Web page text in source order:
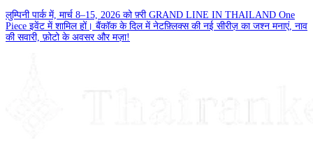
लुम्पिनी पार्क में, मार्च 8–15, 2026 को फ़्री GRAND LINE IN THAILAND One
Piece इवेंट में शामिल हों। बैंकॉक के दिल में नेटफ़्लिक्स की नई सीरीज़ का जश्न मनाएं, नाव
की सवारी, फ़ोटो के अवसर और मज़ा!